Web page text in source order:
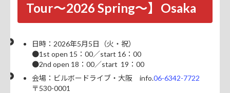
Tour～2026 Spring～】Osaka
日時：2026年5月5日（火・祝）
●1st open 15：00／start 16：00
●2nd open 18：00／start 19：00
会場：ビルボードライブ・大阪 info.06-6342-7722
〒530-0001